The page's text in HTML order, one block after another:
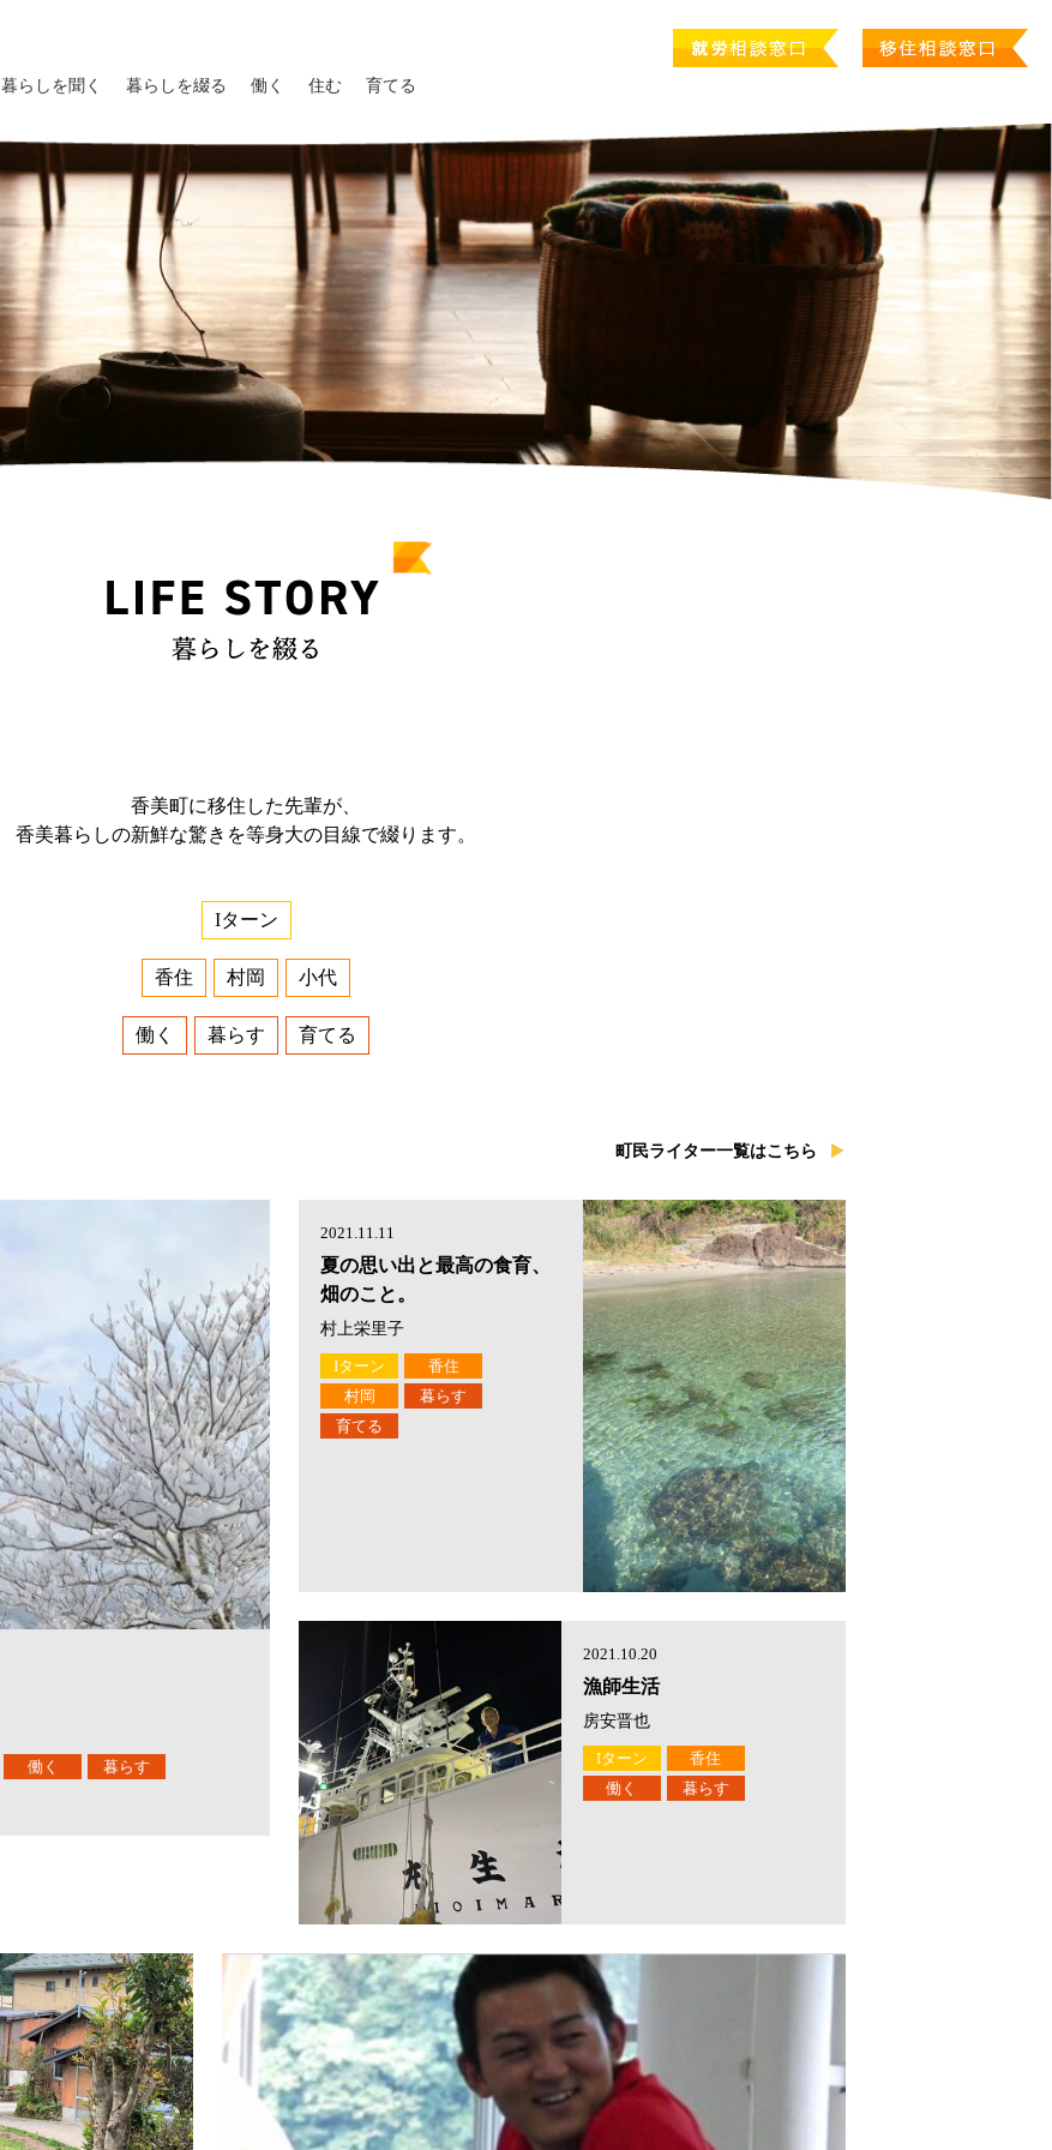
暮らしを聞く 暮らしを綴る 働く 住む 育てる
香美町に移住した先輩が、
香美暮らしの新鮮な驚きを等身大の目線で綴ります。
Iターン
香住 村岡 小代
働く 暮らす 育てる
町民ライター一覧はこちら
働く
暮らす
2021.11.11
夏の思い出と最高の食育、
畑のこと。
村上栄里子
Iターン
香住
村岡
暮らす
育てる
2021.10.20
漁師生活
房安晋也
Iターン
香住
働く
暮らす